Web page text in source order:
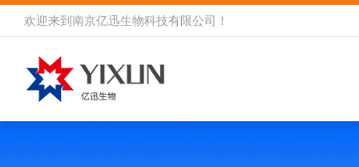
欢迎来到 南京亿迅生物科技有限公司 ！